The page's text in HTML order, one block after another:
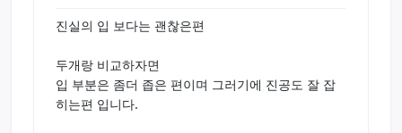
진실의 입 보다는 괜찮은편
두개랑 비교하자면
입 부분은 좀더 좁은 편이며 그러기에 진공도 잘 잡
히는편 입니다.